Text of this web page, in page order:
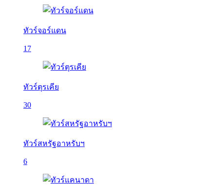
ทัวร์จอร์แดน
17
ทัวร์ตุรเคีย
30
ทัวร์สหรัฐอาหรับฯ
6